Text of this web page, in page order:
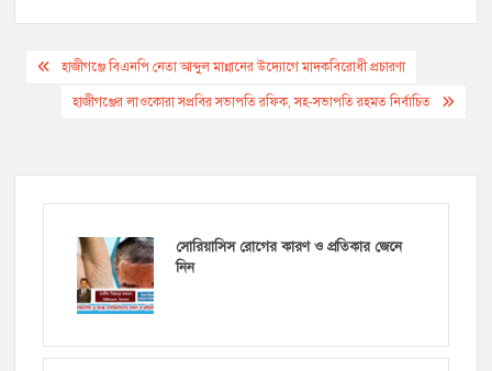
Post
navigation
হাজীগঞ্জে বিএনপি নেতা আব্দুল মান্নানের উদ্যোগে মাদকবিরোধী প্রচারণা
হাজীগঞ্জের লাওকোরা সপ্রবির সভাপতি রফিক, সহ-সভাপতি রহমত নির্বাচিত
সোরিয়াসিস রোগের কারণ ও প্রতিকার জেনে
নিন